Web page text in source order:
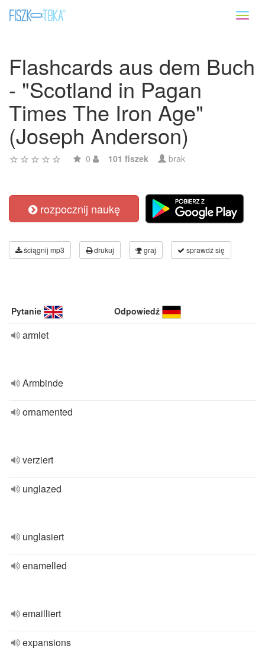
Flashcards aus dem Buch
- "Scotland in Pagan
Times The Iron Age"
(Joseph Anderson)
0 101 fiszek brak
rozpocznij naukę
ściągnij mp3 drukuj graj sprawdź się
Pytanie Odpowiedź
armlet
Armbinde
ornamented
verziert
unglazed
unglasiert
enamelled
emailliert
expansions